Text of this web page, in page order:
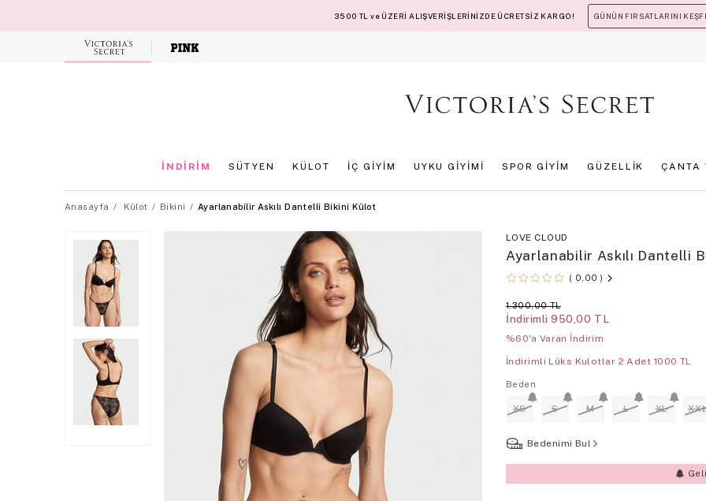
3500 TL ve ÜZERİ ALIŞVERİŞLERİNİZDE ÜCRETSİZ KARGO! GÜNÜN FIRSATLARINI
Victoria's
Secret
İNDİRİM SÜTYEN KÜLOT İÇ GİYİM UYKU GİYİMİ SPOR GİYİM GÜZELLİK ÇANTA
Anasayfa Külot Bikini Ayarlanabilir Askılı Dantelli Bikini Külot
LOVE CLOUD
Ayarlanabilir Askılı Dantelli
0,00
1.300,00 TL
İndirimli 950,00 TL
%60'a Varan İndirim
İndirimli Lüks Kulotlar 2 Adet 1000 TL
Beden
XS S M L XL
Bedenimi Bul